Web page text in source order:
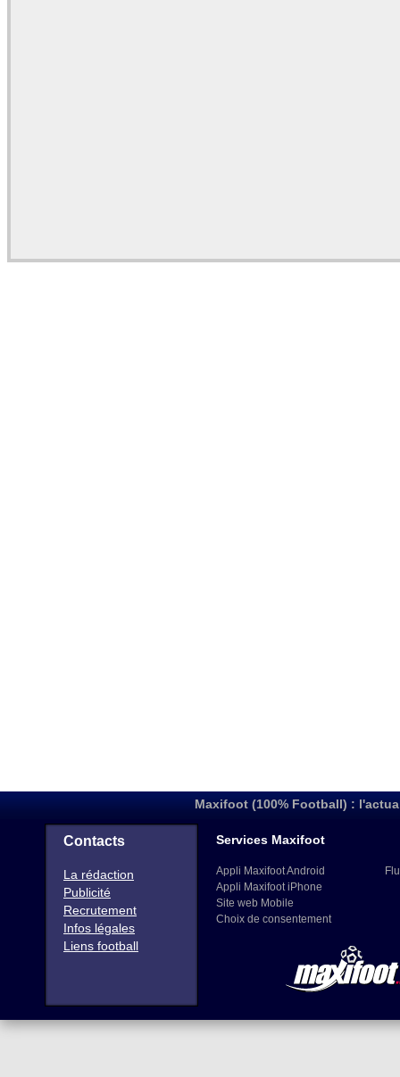
Maxifoot (100% Football) :
Contacts
La rédaction
Publicité
Recrutement
Infos légales
Liens football
Services Maxifoot
Appli Maxifoot Android
Appli Maxifoot iPhone
Site web Mobile
Choix de consentement